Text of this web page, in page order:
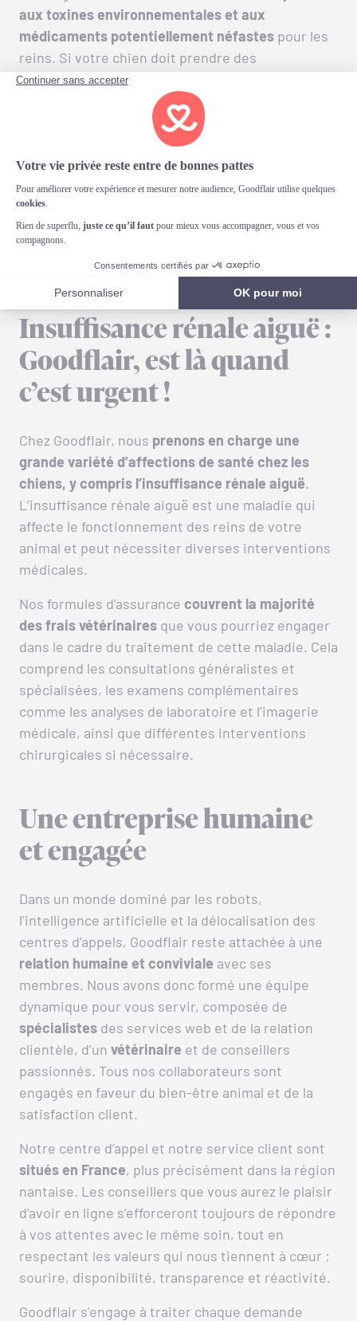
aux toxines environnementales et aux
médicaments potentiellement néfastes pour les
reins. Si votre chien doit prendre des
médicaments régulièrement, discutez-en avec
votre vétérinaire afin qu’il puisse surveiller
étroitement sa fonction rénale.
Enfin, assurez-vous que votre animal bénéficie
d’un suivi vétérinaire régulier. Les contrôles
annuels permettent souvent de détecter
précocement les signes d’une insuffisance rénale
potentielle et donc d’intervenir rapidement si
Insuffisance rénale aiguë :
Goodflair, est là quand
c’est urgent !
Chez Goodflair, nous prenons en charge une
grande variété d’affections de santé chez les
chiens, y compris l’insuffisance rénale aiguë.
L’insuffisance rénale aiguë est une maladie qui
affecte le fonctionnement des reins de votre
animal et peut nécessiter diverses interventions
médicales.
Nos formules d’assurance couvrent la majorité
des frais vétérinaires que vous pourriez engager
dans le cadre du traitement de cette maladie. Cela
comprend les consultations généralistes et
spécialisées, les examens complémentaires
comme les analyses de laboratoire et l’imagerie
médicale, ainsi que différentes interventions
chirurgicales si nécessaire.
Une entreprise humaine
et engagée
Dans un monde dominé par les robots,
l’intelligence artificielle et la délocalisation des
centres d’appels, Goodflair reste attachée à une
relation humaine et conviviale avec ses
membres. Nous avons donc formé une équipe
dynamique pour vous servir, composée de
spécialistes des services web et de la relation
clientèle, d’un vétérinaire et de conseillers
passionnés. Tous nos collaborateurs sont
engagés en faveur du bien-être animal et de la
satisfaction client.
Notre centre d’appel et notre service client sont
situés en France, plus précisément dans la région
nantaise. Les conseillers que vous aurez le plaisir
d’avoir en ligne s’efforceront toujours de répondre
à vos attentes avec le même soin, tout en
respectant les valeurs qui nous tiennent à cœur :
sourire, disponibilité, transparence et réactivité.
Goodflair s’engage à traiter chaque demande